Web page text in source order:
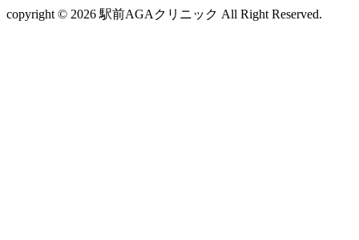
copyright © 2026 駅前AGAクリニック All Right Reserved.